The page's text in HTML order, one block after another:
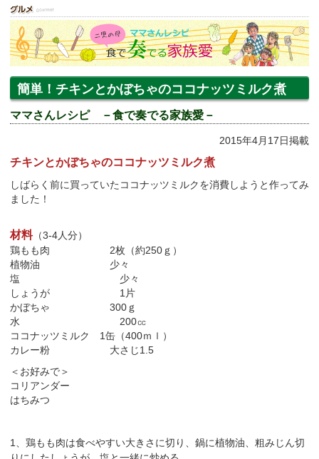
簡単！チキンとかぼちゃのココナッツミルク煮
ママさんレシピ －食で奏でる家族愛－
2015年4月17日掲載
チキンとかぼちゃのココナッツミルク煮
しばらく前に買っていたココナッツミルクを消費しようと作ってみ
ました！
材料（3-4人分）
鶏もも肉 2枚（約250ｇ）
植物油 少々
塩 少々
しょうが 1片
かぼちゃ 300ｇ
水 200㏄
ココナッツミルク 1缶（400ｍｌ）
カレー粉 大さじ1.5
＜お好みで＞
コリアンダー
はちみつ
1、鶏もも肉は食べやすい大きさに切り、鍋に植物油、粗みじん切